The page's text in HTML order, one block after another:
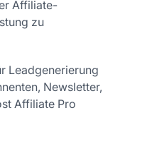
Affiliate-
zu
Leadgenerierung
Newsletter,
Affiliate Pro